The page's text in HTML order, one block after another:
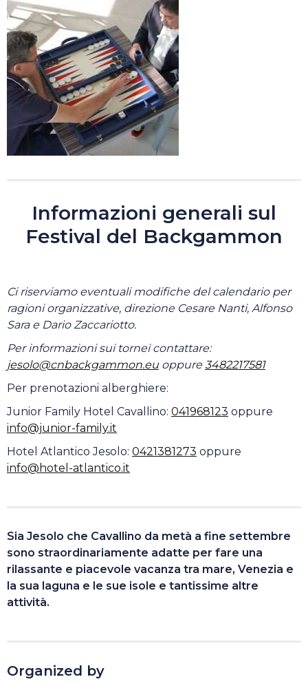
Informazioni generali sul
Festival del Backgammon
Ci riserviamo eventuali modifiche del calendario per
ragioni organizzative, direzione Cesare Nanti, Alfonso
Sara e Dario Zaccariotto.
Per informazioni sui tornei contattare:
jesolo@cnbackgammon.eu oppure3482217581
Per prenotazioni alberghiere:
Junior Family Hotel Cavallino: 041968123 oppure
info@junior-family.it
Hotel Atlantico Jesolo: 0421381273 oppure
info@hotel-atlantico.it
Sia Jesolo che Cavallino da metà a fine settembre
sono straordinariamente adatte per fare una
rilassante e piacevole vacanza tra mare, Venezia e
la sua laguna e le sue isole e tantissime altre
attività.
Organized by